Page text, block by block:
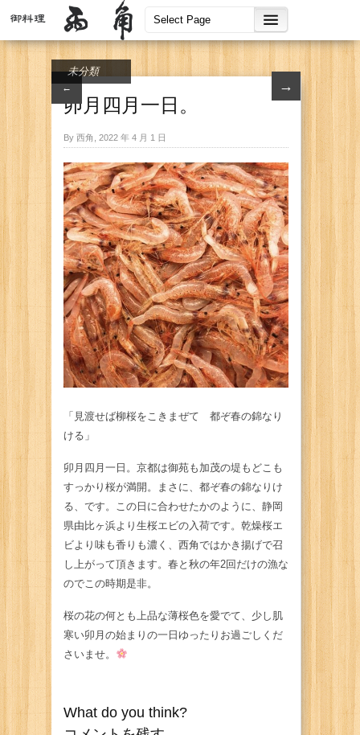
← →
未分類
卯月四月一日。
By 西角, 2022 年 4 月 1 日
「見渡せば柳桜をこきまぜて 都ぞ春の錦なり
ける」
卯月四月一日。京都は御苑も加茂の堤もどこも
すっかり桜が満開。まさに、都ぞ春の錦なりけ
る、です。この日に合わせたかのように、静岡
県由比ヶ浜より生桜エビの入荷です。乾燥桜エ
ビより味も香りも濃く、西角ではかき揚げで召
し上がって頂きます。春と秋の年2回だけの漁な
のでこの時期是非。
桜の花の何とも上品な薄桜色を愛でて、少し肌
寒い卯月の始まりの一日ゆったりお過ごしくだ
さいませ。
What do you think?